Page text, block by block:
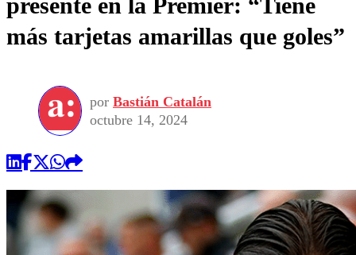
presente en la Premier: “Tiene
más tarjetas amarillas que goles”
por Bastián Catalán
octubre 14, 2024